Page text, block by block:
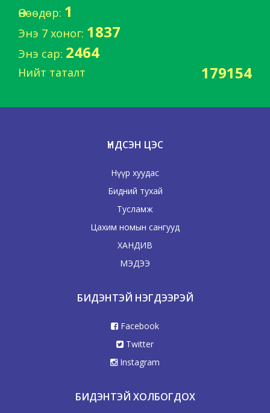
Өнөөдөр: 1
Энэ 7 хоног: 1837
Энэ сар: 2464
Нийт таталт 179154
ҮНДСЭН ЦЭС
Нүүр хуудас
Бидний тухай
Тусламж
Цахим номын сангууд
ХАНДИВ
МЭДЭЭ
БИДЭНТЭЙ НЭГДЭЭРЭЙ
Facebook
Twitter
Instagram
БИДЭНТЭЙ ХОЛБОГДОХ